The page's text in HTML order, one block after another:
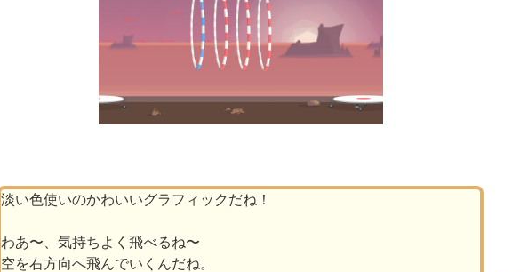
淡い色使いのかわいいグラフィックだね！
わあ〜、気持ちよく飛べるね〜
空を右方向へ飛んでいくんだね。